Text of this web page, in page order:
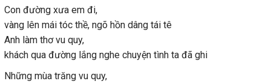
Con đường xưa em đi,
vàng lên mái tóc thề, ngõ hồn dâng tái tê
Anh làm thơ vu quy,
khách qua đường lắng nghe chuyện tình ta đã ghi
Những mùa trăng vu quy,